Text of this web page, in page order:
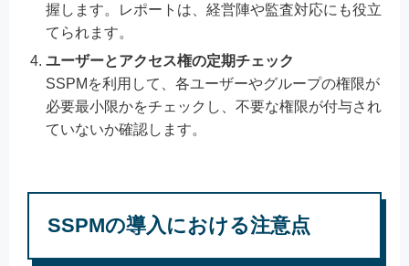
握します。レポートは、経営陣や監査対応にも役立
てられます。
ユーザーとアクセス権の定期チェック
SSPMを利用して、各ユーザーやグループの権限が
必要最小限かをチェックし、不要な権限が付与され
ていないか確認します。
SSPMの導入における注意点